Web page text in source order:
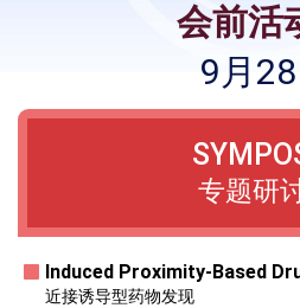
会前活
9月
专题研
Induced Proximity-Based
近接诱导型药物发现